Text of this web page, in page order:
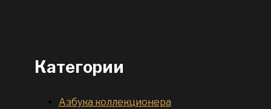
Категории
Азбука коллекционера